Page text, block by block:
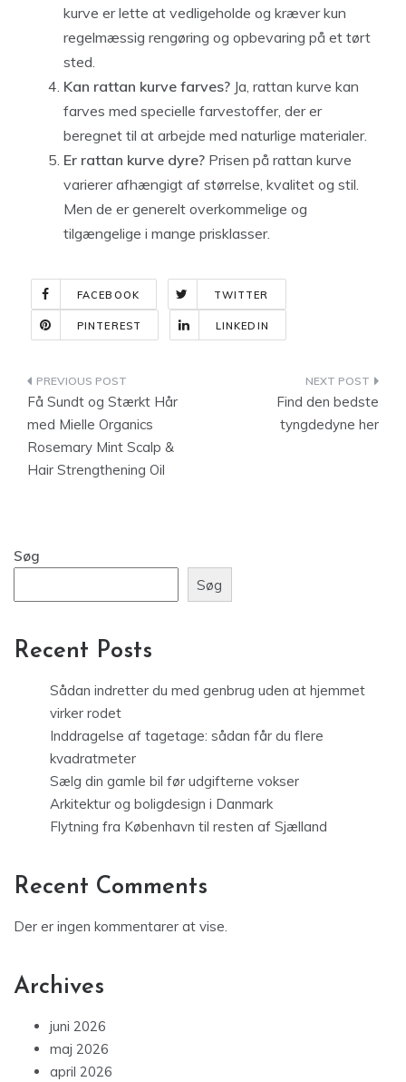
kurve er lette at vedligeholde og kræver kun
regelmæssig rengøring og opbevaring på et tørt
sted.
Kan rattan kurve farves? Ja, rattan kurve kan
farves med specielle farvestoffer, der er
beregnet til at arbejde med naturlige materialer.
Er rattan kurve dyre? Prisen på rattan kurve
varierer afhængigt af størrelse, kvalitet og stil.
Men de er generelt overkommelige og
tilgængelige i mange prisklasser.
FACEBOOK TWITTER
PINTEREST LINKEDIN
Indlægsnavigation
Få Sundt og Stærkt Hår
med Mielle Organics
Rosemary Mint Scalp &
Hair Strengthening Oil
Find den bedste
tyngdedyne her
Søg
Søg
Recent Posts
Sådan indretter du med genbrug uden at hjemmet
virker rodet
Inddragelse af tagetage: sådan får du flere
kvadratmeter
Sælg din gamle bil før udgifterne vokser
Arkitektur og boligdesign i Danmark
Flytning fra København til resten af Sjælland
Recent Comments
Der er ingen kommentarer at vise.
Archives
juni 2026
maj 2026
april 2026